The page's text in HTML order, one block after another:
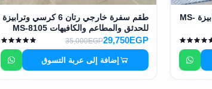
طقم خارجي احبال 2 كرسي و ترابيزة MS-
طقم سفرة خارجي رتان 6 كرسي وترابيزة
للحدئق والمطاعم والكافيهات MS-8105
29,750EGP
35,000EGP
إضافة إلى عربة التسوق